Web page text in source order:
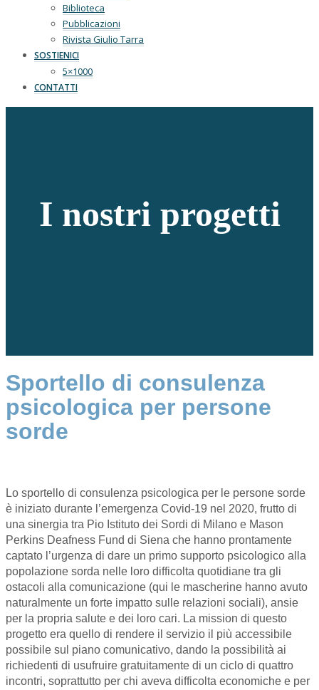
Biblioteca
Pubblicazioni
Rivista Giulio Tarra
SOSTIENICI
5×1000
CONTATTI
I nostri progetti
Sportello di consulenza
psicologica per persone
sorde
Lo sportello di consulenza psicologica per le persone sorde
è iniziato durante l’emergenza Covid-19 nel 2020, frutto di
una sinergia tra Pio Istituto dei Sordi di Milano e Mason
Perkins Deafness Fund di Siena che hanno prontamente
captato l’urgenza di dare un primo supporto psicologico alla
popolazione sorda nelle loro difficolta quotidiane tra gli
ostacoli alla comunicazione (qui le mascherine hanno avuto
naturalmente un forte impatto sulle relazioni sociali), ansie
per la propria salute e dei loro cari. La mission di questo
progetto era quello di rendere il servizio il più accessibile
possibile sul piano comunicativo, dando la possibilità ai
richiedenti di usufruire gratuitamente di un ciclo di quattro
incontri, soprattutto per chi aveva difficolta economiche e per